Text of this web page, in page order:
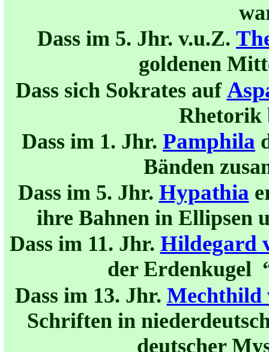
Dass im 5. Jhr. v.u.Z.
goldenen
Dass sich Sokrates auf
Rhetorik
Dass im 1. Jhr. Pamphila
Bänden
Dass im 5. Jhr. Hypathia
ihre Bahnen in Ellipsen
Dass im 11. Jhr. Hildegard
der Erdenkugel
Dass im 13. Jhr. Mechthild
Schriften in
deutscher